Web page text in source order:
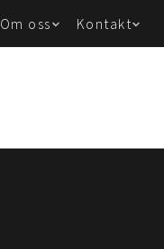
Om oss Kontakt